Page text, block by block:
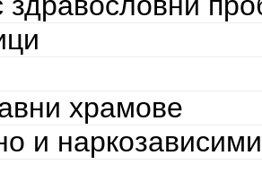
храмове
и наркозависими